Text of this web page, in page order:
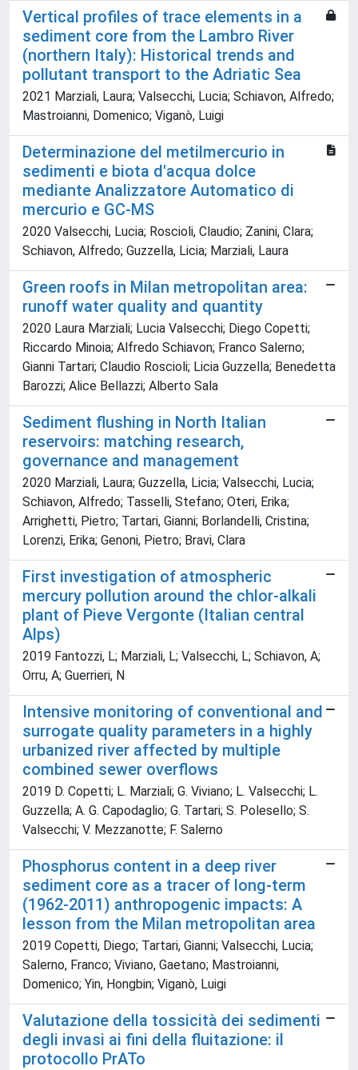
Vertical profiles of trace elements in a
sediment core from the Lambro River
(northern Italy): Historical trends and
pollutant transport to the Adriatic Sea
2021 Marziali, Laura; Valsecchi, Lucia; Schiavon, Alfredo;
Mastroianni, Domenico; Viganò, Luigi
Determinazione del metilmercurio in
sedimenti e biota d'acqua dolce
mediante Analizzatore Automatico di
mercurio e GC-MS
2020 Valsecchi, Lucia; Roscioli, Claudio; Zanini, Clara;
Schiavon, Alfredo; Guzzella, Licia; Marziali, Laura
Green roofs in Milan metropolitan area:
runoff water quality and quantity
2020 Laura Marziali; Lucia Valsecchi; Diego Copetti;
Riccardo Minoia; Alfredo Schiavon; Franco Salerno;
Gianni Tartari; Claudio Roscioli; Licia Guzzella; Benedetta
Barozzi; Alice Bellazzi; Alberto Sala
Sediment flushing in North Italian
reservoirs: matching research,
governance and management
2020 Marziali, Laura; Guzzella, Licia; Valsecchi, Lucia;
Schiavon, Alfredo; Tasselli, Stefano; Oteri, Erika;
Arrighetti, Pietro; Tartari, Gianni; Borlandelli, Cristina;
Lorenzi, Erika; Genoni, Pietro; Bravi, Clara
First investigation of atmospheric
mercury pollution around the chlor-alkali
plant of Pieve Vergonte (Italian central
Alps)
2019 Fantozzi, L; Marziali, L; Valsecchi, L; Schiavon, A;
Orru, A; Guerrieri, N
Intensive monitoring of conventional and
surrogate quality parameters in a highly
urbanized river affected by multiple
combined sewer overflows
2019 D. Copetti; L. Marziali; G. Viviano; L. Valsecchi; L.
Guzzella; A. G. Capodaglio; G. Tartari; S. Polesello; S.
Valsecchi; V. Mezzanotte; F. Salerno
Phosphorus content in a deep river
sediment core as a tracer of long-term
(1962-2011) anthropogenic impacts: A
lesson from the Milan metropolitan area
2019 Copetti, Diego; Tartari, Gianni; Valsecchi, Lucia;
Salerno, Franco; Viviano, Gaetano; Mastroianni,
Domenico; Yin, Hongbin; Viganò, Luigi
Valutazione della tossicità dei sedimenti
degli invasi ai fini della fluitazione: il
protocollo PrATo